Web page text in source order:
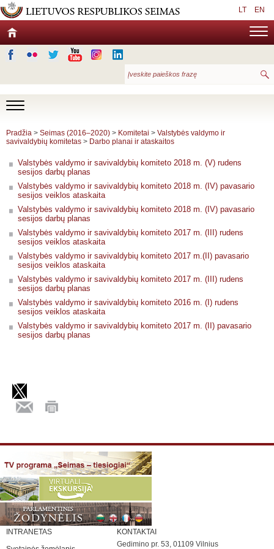
LT EN
Pradžia > Seimas (2016–2020) > Komitetai > Valstybės valdymo ir
savivaldybių komitetas > Darbo planai ir ataskaitos
Valstybės valdymo ir savivaldybių komiteto 2018 m. (V) rudens
sesijos darbų planas
Valstybės valdymo ir savivaldybių komiteto 2018 m. (IV) pavasario
sesijos veiklos ataskaita
Valstybės valdymo ir savivaldybių komiteto 2018 m. (IV) pavasario
sesijos darbų planas
Valstybės valdymo ir savivaldybių komiteto 2017 m. (III) rudens
sesijos veiklos ataskaita
Valstybės valdymo ir savivaldybių komiteto 2017 m.(II) pavasario
sesijos veiklos ataskaita
Valstybės valdymo ir savivaldybių komiteto 2017 m. (III) rudens
sesijos darbų planas
Valstybės valdymo ir savivaldybių komiteto 2016 m. (I) rudens
sesijos veiklos ataskaita
Valstybės valdymo ir savivaldybių komiteto 2017 m. (II) pavasario
sesijos darbų planas
INTRANETAS
KONTAKTAI
Gedimino pr. 53, 01109 Vilnius